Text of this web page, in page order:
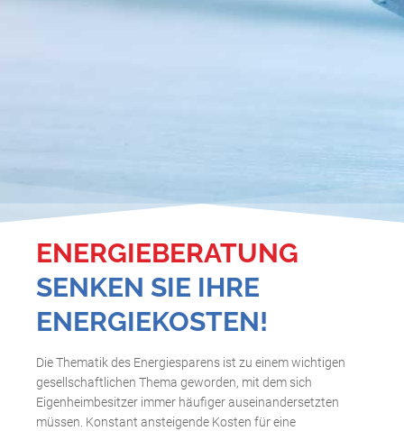
ENERGIEBERATUNG
SENKEN SIE IHRE
ENERGIEKOSTEN!
Die Thematik des Energiesparens ist zu einem wichtigen
gesellschaftlichen Thema geworden, mit dem sich
Eigenheimbesitzer immer häufiger auseinandersetzten
müssen. Konstant ansteigende Kosten für eine